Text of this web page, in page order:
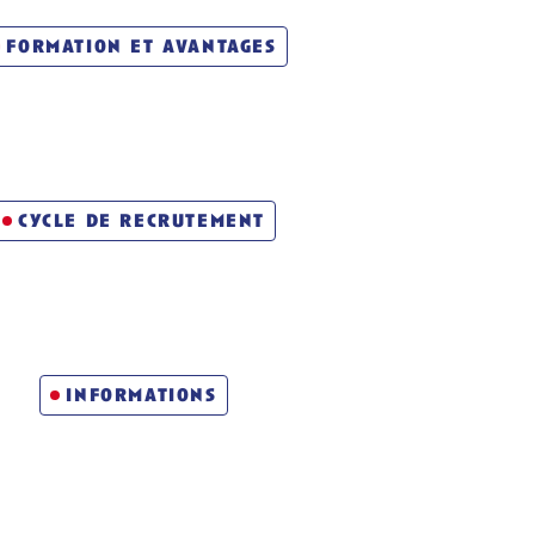
formation et avantages
cycle de recrutement
informations